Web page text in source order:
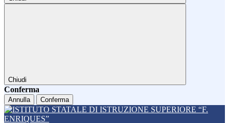
Chiudi
Conferma
Annulla Conferma